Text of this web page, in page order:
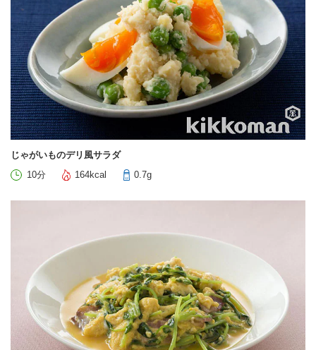
じゃがいものデリ風サラダ
10分
164kcal 0.7g